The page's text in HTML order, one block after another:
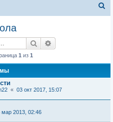
о
Поиск
1 из 1
« 03 окт 2017, 15:07
мар 2013, 02:46